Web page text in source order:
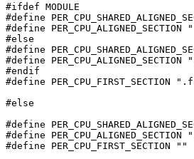
#ifdef MODULE
#define
#define PER_CPU_ALIGNED_SECTION
#else
#define
#define
#endif
#define PER_CPU_FIRST_SECTION
#else
#define
#define
#define PER_CPU_FIRST_SECTION ""